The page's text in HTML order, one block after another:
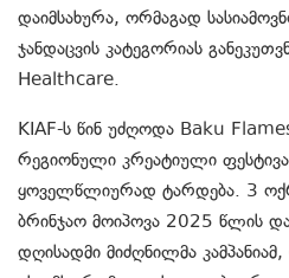
დაიმსახურა, ორმაგად
ჯანდაცვის კატეგორიას
Healthcare.
KIAF-ს წინ უძღოდა Baku
რეგიონული კრეატიული
ყოველწლიურად ტარდება. 3
ბრინჯაო მოიპოვა 2025 წლის
დღისადმი მიძღნილმა